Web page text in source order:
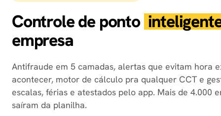
Controle de ponto
empresa
Antifraude em 5 camadas, alertas que evitam hora
acontecer, motor de cálculo pra qualquer CCT e
escalas, férias e atestados pelo app. Mais de 4.000
saíram da planilha.